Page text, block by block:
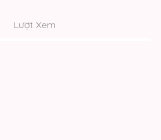
Lượt Xem